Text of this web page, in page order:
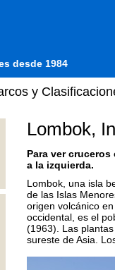
desde 1984
y
Lombok,
Para ver
a la izquierda.
Lombok, una isla
de las Islas
origen volcánico
occidental, es el
(1963). Las
sureste de Asia.